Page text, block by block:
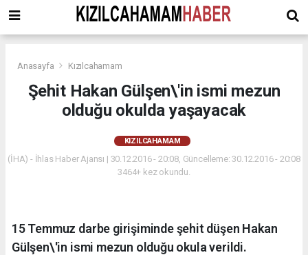
Anasayfa Kızılcahamam
Şehit Hakan Gülşen\'in ismi mezun
olduğu okulda yaşayacak
KIZILCAHAMAM
(İHA) - İhlas Haber Ajansı | 30.12.2016 - 20:08, Güncelleme: 30.12.2016 - 20:08
3464+ kez okundu.
15 Temmuz darbe girişiminde şehit düşen Hakan
Gülşen\'in ismi mezun olduğu okula verildi.